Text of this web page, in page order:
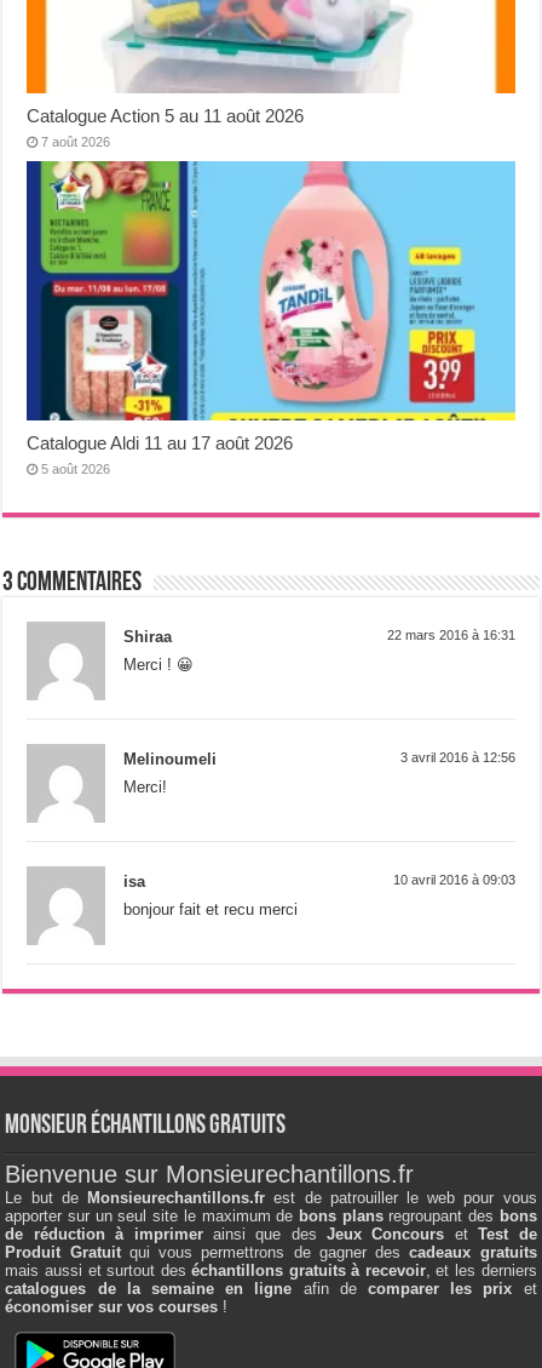
Catalogue Action 5 au 11 août 2026
7 août 2026
Catalogue Aldi 11 au 17 août 2026
5 août 2026
3 Commentaires
Shiraa 22 mars 2016 à 16:31
Merci ! 😀
Melinoumeli 3 avril 2016 à 12:56
Merci!
isa 10 avril 2016 à 09:03
bonjour fait et recu merci
Monsieur échantillons Gratuits
Bienvenue sur Monsieurechantillons.fr
Le but de Monsieurechantillons.fr est de patrouiller le web pour vous
apporter sur un seul site le maximum de bons plansregroupant des bons
de réduction à imprimerainsi que desJeux Concours etTest de
Produit Gratuitqui vous permettrons de gagner descadeaux gratuits
mais aussi et surtout deséchantillons gratuits à recevoir, et les derniers
catalogues de la semaine en ligne afin de comparer les prix et
économiser sur vos courses !